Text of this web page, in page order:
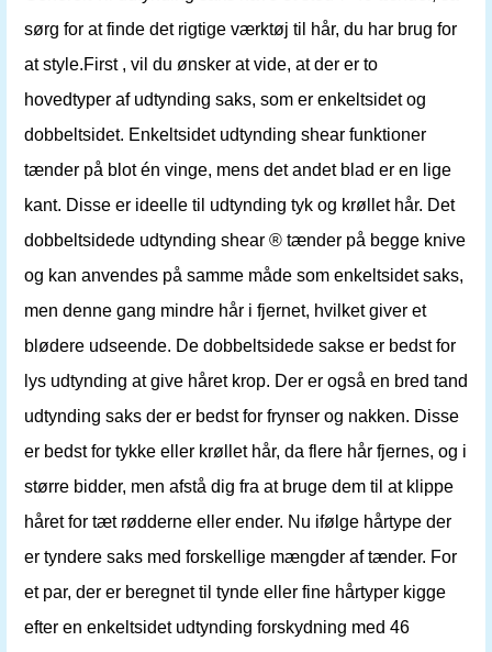
sørg for at finde det rigtige værktøj til hår, du har brug for
at style.First , vil du ønsker at vide, at der er to
hovedtyper af udtynding saks, som er enkeltsidet og
dobbeltsidet. Enkeltsidet udtynding shear funktioner
tænder på blot én vinge, mens det andet blad er en lige
kant. Disse er ideelle til udtynding tyk og krøllet hår. Det
dobbeltsidede udtynding shear ® tænder på begge knive
og kan anvendes på samme måde som enkeltsidet saks,
men denne gang mindre hår i fjernet, hvilket giver et
blødere udseende. De dobbeltsidede sakse er bedst for
lys udtynding at give håret krop. Der er også en bred tand
udtynding saks der er bedst for frynser og nakken. Disse
er bedst for tykke eller krøllet hår, da flere hår fjernes, og i
større bidder, men afstå dig fra at bruge dem til at klippe
håret for tæt rødderne eller ender. Nu ifølge hårtype der
er tyndere saks med forskellige mængder af tænder. For
et par, der er beregnet til tynde eller fine hårtyper kigge
efter en enkeltsidet udtynding forskydning med 46